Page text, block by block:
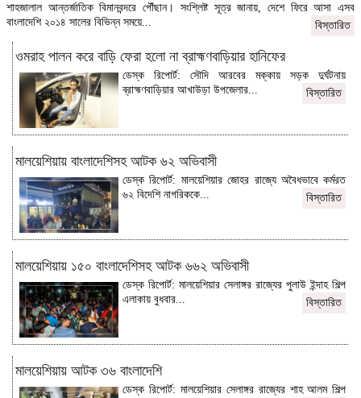
শাহজালাল আন্তর্জাতিক বিমানবন্দরে পৌঁছান। সংশ্লিষ্ট সূত্র জানায়, দেশে ফিরে আসা এসব
বাংলাদেশি ২০১৪ সালের বিভিন্ন সময়ে...
বিস্তারিত
ওমরাহ পালন করে বাড়ি ফেরা হলো না ব্রাহ্মণবাড়িয়ার হানিফের
ডেস্ক রিপোর্ট: সৌদি আরবের মক্কায় সড়ক দুর্ঘটনায়
ব্রাহ্মণবাড়িয়ার আখাউড়া উপজেলার...
বিস্তারিত
মালয়েশিয়ায় বাংলাদেশিসহ আটক ৬২ অভিবাসী
ডেস্ক রিপোর্ট: মালয়েশিয়ার জোহর রাজ্যে অবৈধভাবে কর্মরত
৬২ বিদেশি নাগরিককে...
বিস্তারিত
মালয়েশিয়ায় ১৫০ বাংলাদেশিসহ আটক ৬৬২ অভিবাসী
ডেস্ক রিপোর্ট: মালয়েশিয়ার সেলাঙ্গর রাজ্যের পুলাউ ইন্দাহ শিল্প
এলাকায় বুধবার...
বিস্তারিত
মালয়েশিয়ায় আটক ৩৬ বাংলাদেশি
ডেস্ক রিপোর্ট: মালয়েশিয়ার সেলাঙ্গর রাজ্যের শাহ আলম শিল্প